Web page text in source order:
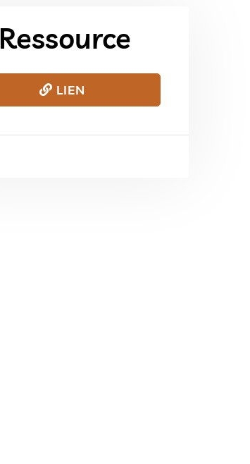
Ressource
LIEN